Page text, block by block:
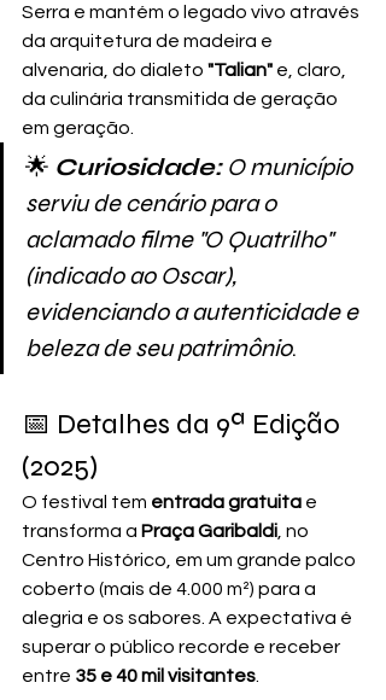
Serra e mantém o legado vivo através
da arquitetura de madeira e
alvenaria, do dialeto "Talian" e, claro,
da culinária transmitida de geração
em geração.
🌟 Curiosidade: O município
serviu de cenário para o
aclamado filme "O Quatrilho"
(indicado ao Oscar),
evidenciando a autenticidade e
beleza de seu patrimônio.
📅 Detalhes da 9ª Edição
(2025)
O festival tem entrada gratuita e
transforma a Praça Garibaldi , no
Centro Histórico, em um grande palco
coberto (mais de 4.000 m²) para a
alegria e os sabores. A expectativa é
superar o público recorde e receber
entre 35 e 40 mil visitantes